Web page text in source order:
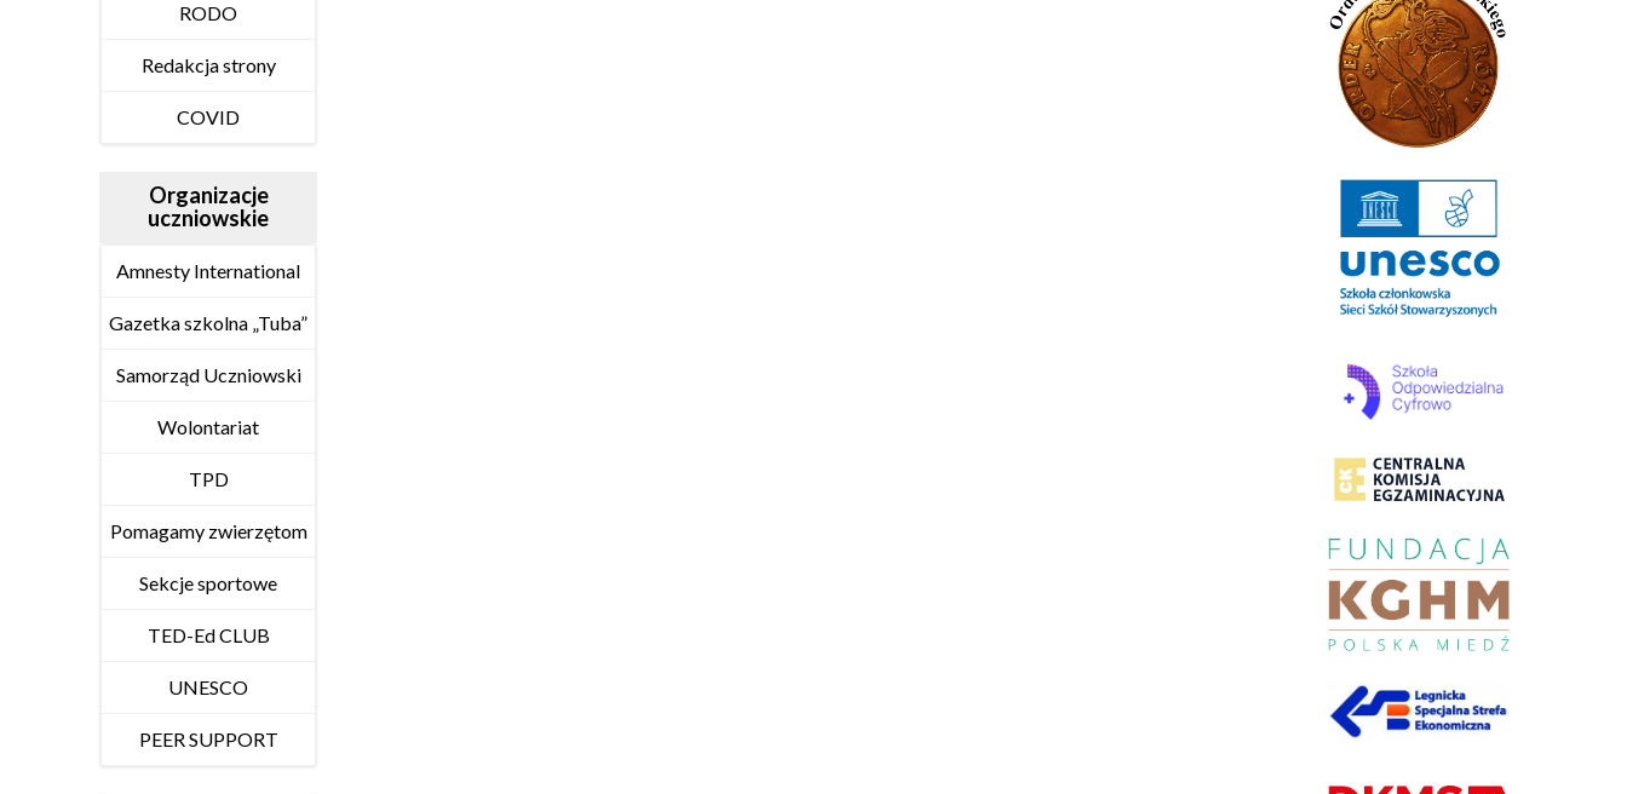
RODO
Redakcja strony
COVID
Organizacje
uczniowskie
Amnesty International
Gazetka szkolna „Tuba”
Samorząd Uczniowski
Wolontariat
TPD
Pomagamy zwierzętom
Sekcje sportowe
TED-Ed CLUB
UNESCO
PEER SUPPORT